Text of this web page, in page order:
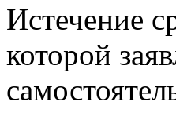
Истечение
которой